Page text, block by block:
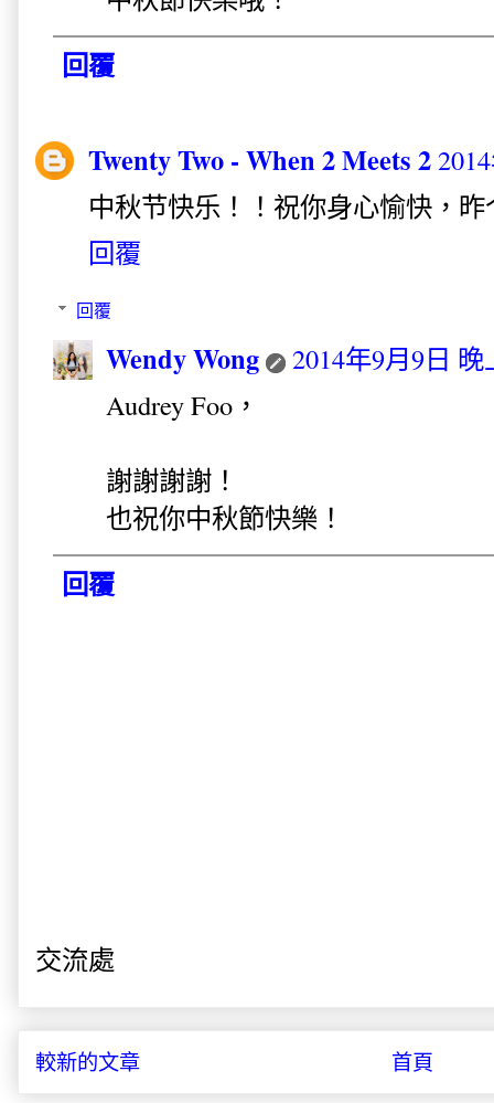
回覆
Twenty Two - When 2 Meets 2
中秋节快乐！！祝你身心愉快，
回覆
回覆
Wendy Wong
2014年9月9日 晚
Audrey Foo，
謝謝謝謝！
也祝你中秋節快樂！
回覆
交流處
較新的文章 首頁